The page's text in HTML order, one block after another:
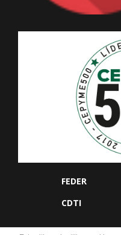
FEDER
CDTI